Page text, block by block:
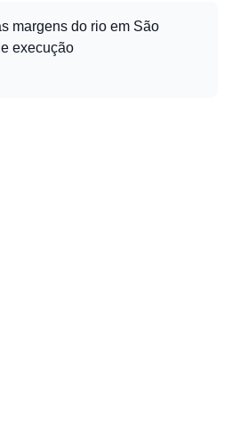
margens do rio em São
execução